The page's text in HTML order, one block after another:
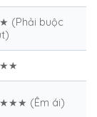
(Phải buộc
(Êm ái)